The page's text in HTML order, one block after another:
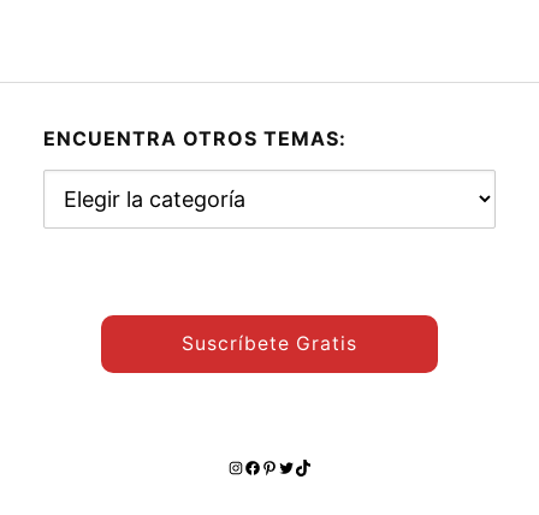
ENCUENTRA OTROS TEMAS:
otros
Suscríbete Gratis
Instagram
Facebook
Pinterest
Twitter
TikTok